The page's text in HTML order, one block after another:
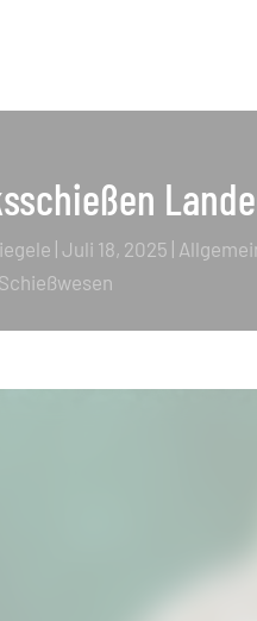
Juli 18, 2025
Schießwesen